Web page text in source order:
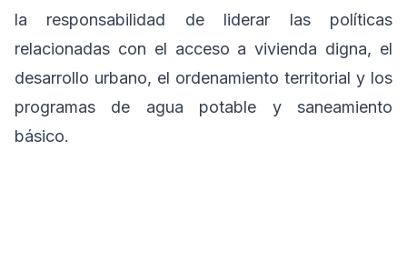
la responsabilidad de liderar las políticas
relacionadas con el acceso a vivienda digna, el
desarrollo urbano, el ordenamiento territorial y los
programas de agua potable y saneamiento
básico.